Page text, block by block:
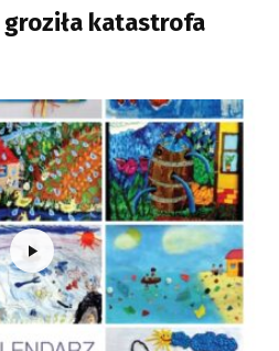
groziła katastrofa